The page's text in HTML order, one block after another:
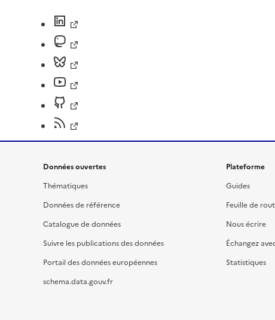
Données ouvertes
Thématiques
Données de référence
Catalogue de données
Suivre les publications des données
Portail des données européennes
schema.data.gouv.fr
Plateforme
Guides
Feuille de
Nous écrire
Échangez
Statistiques